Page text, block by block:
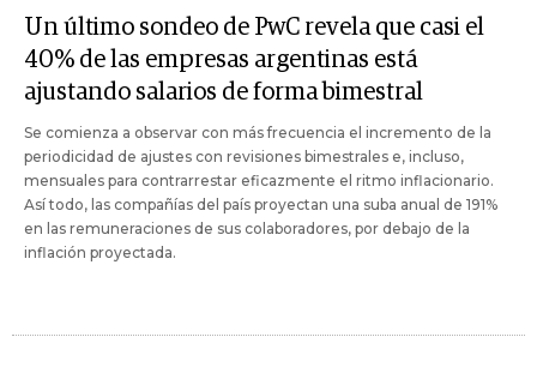
Un último sondeo de PwC revela que casi el
40% de las empresas argentinas está
ajustando salarios de forma bimestral
Se comienza a observar con más frecuencia el incremento de la
periodicidad de ajustes con revisiones bimestrales e, incluso,
mensuales para contrarrestar eficazmente el ritmo inflacionario.
Así todo, las compañías del país proyectan una suba anual de 191%
en las remuneraciones de sus colaboradores, por debajo de la
inflación proyectada.